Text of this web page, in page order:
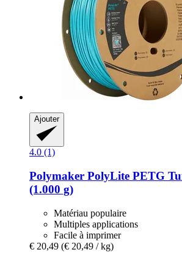
Ajouter
4.0 (1)
Polymaker PolyLite PETG
(1.000 g)
Matériau populaire
Multiples applications
Facile à imprimer
€ 20,49 (€ 20,49 / kg)